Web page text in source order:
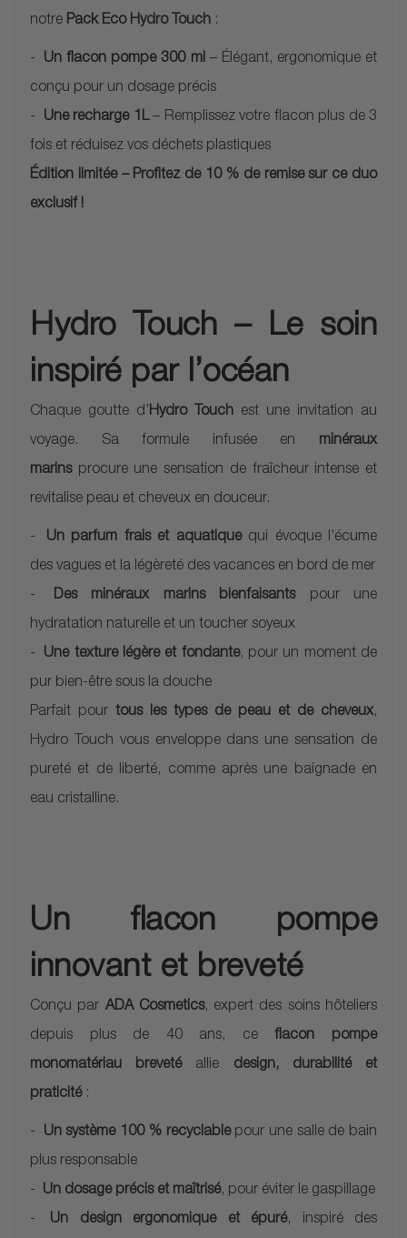
notre Pack Eco Hydro Touch :
Un flacon pompe 300 ml– Élégant, ergonomique et
conçu pour un dosage précis
Une recharge 1L– Remplissez votre flacon plus de 3
fois et réduisez vos déchets plastiques
Édition limitée – Profitez de 10 % de remise sur ce duo
exclusif !
Hydro Touch – Le soin
inspiré par l’océan
Chaque goutte d’Hydro Touch est une invitation au
voyage. Sa formule infusée en minéraux
marinsprocure une sensation de fraîcheur intense et
revitalise peau et cheveux en douceur.
Un parfum frais et aquatiquequi évoque l’écume
des vagues et la légèreté des vacances en bord de mer
Des minéraux marins bienfaisantspour une
hydratation naturelle et un toucher soyeux
Une texture légère et fondante, pour un moment de
pur bien-être sous la douche
Parfait pour tous les types de peau et de cheveux,
Hydro Touch vous enveloppe dans une sensation de
pureté et de liberté, comme après une baignade en
eau cristalline.
Un flacon pompe
innovant et breveté
Conçu par ADA Cosmetics, expert des soins hôteliers
depuis plus de 40 ans, ceflacon pompe
monomatériau brevetéallie design, durabilité et
praticité:
Un système 100 % recyclablepour une salle de bain
plus responsable
Un dosage précis et maîtrisé, pour éviter le gaspillage
Un design ergonomique et épuré, inspiré des